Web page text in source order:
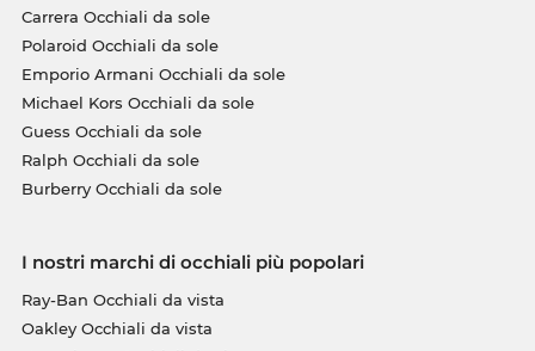
Carrera Occhiali da sole
Polaroid Occhiali da sole
Emporio Armani Occhiali da sole
Michael Kors Occhiali da sole
Guess Occhiali da sole
Ralph Occhiali da sole
Burberry Occhiali da sole
I nostri marchi di occhiali più popolari
Ray-Ban Occhiali da vista
Oakley Occhiali da vista